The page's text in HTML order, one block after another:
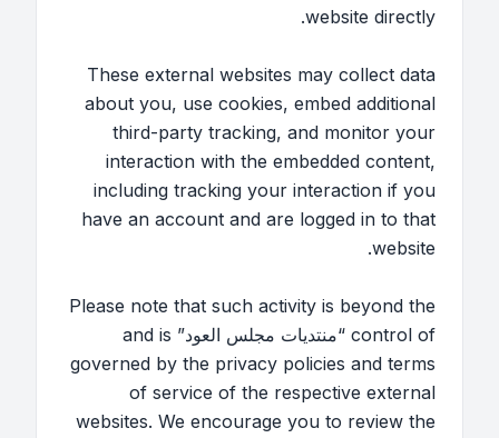
website directly.
These external websites may collect data
about you, use cookies, embed additional
third-party tracking, and monitor your
interaction with the embedded content,
including tracking your interaction if you
have an account and are logged in to that
website.
Please note that such activity is beyond the
control of “منتديات مجلس العود” and is
governed by the privacy policies and terms
of service of the respective external
websites. We encourage you to review the